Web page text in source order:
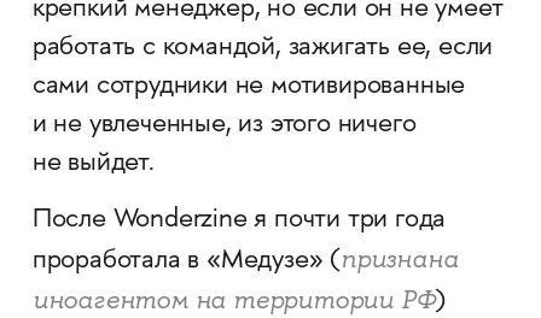
крепкий менеджер, но если он не умеет
работать с командой, зажигать ее, если
сами сотрудники не мотивированные
и не увлеченные, из этого ничего
не выйдет.
После Wonderzine я почти три года
проработала в «Медузе» ( признана
иноагентом на территории РФ)